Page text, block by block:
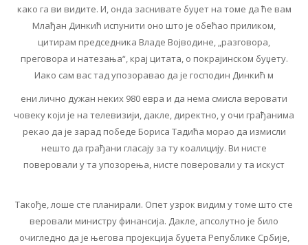
како га ви видите. И, онда заснивате буџет на томе да ће вам
Млађан Динкић испунити оно што је обећао приликом,
цитирам председника Владе Војводине, „разговора,
преговора и натезања“, крај цитата, о покрајинском буџету.
Иако сам вас тад упозоравао да је господин Динкић м
ени лично дужан неких 980 евра и да нема смисла веровати
човеку који је на телевизији, дакле, директно, у очи грађанима
рекао да је зарад победе Бориса Тадића морао да измисли
нешто да грађани гласају за ту коалицију. Ви нисте
поверовали у та упозорења, нисте поверовали у та искуст
Такође, лоше сте планирали. Опет узрок видим у томе што сте
веровали министру финансија. Дакле, апсолутно је било
очигледно да је његова пројекција буџета Републике Србије,